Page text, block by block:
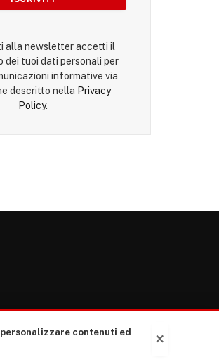
alla newsletter accetti il
dei tuoi dati personali per
informative via
descritto nella Privacy
Policy.
×
personalizzare contenuti ed